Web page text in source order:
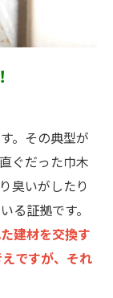
。その典型が
ぐだった巾木
臭いがしたり
る証拠です。
建材を交換す
ですが、それ